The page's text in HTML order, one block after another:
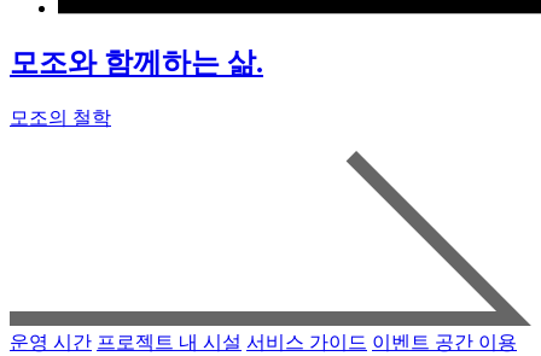
모조와 함께하는 삶.
모조의 철학
운영 시간 프로젝트 내 시설 서비스 가이드 이벤트 공간 이용